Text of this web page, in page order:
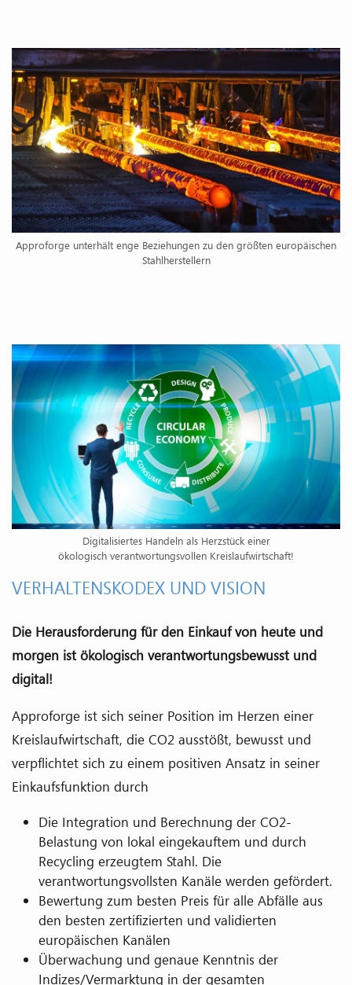
Approforge unterhält enge Beziehungen zu den größten europäischen
Stahlherstellern
Digitalisiertes Handeln als Herzstück einer
ökologisch verantwortungsvollen Kreislaufwirtschaft!
VERHALTENSKODEX UND VISION
Die Herausforderung für den Einkauf von heute und
morgen ist ökologisch verantwortungsbewusst und
digital!
Approforge ist sich seiner Position im Herzen einer
Kreislaufwirtschaft, die CO2 ausstößt, bewusst und
verpflichtet sich zu einem positiven Ansatz in seiner
Einkaufsfunktion durch
Die Integration und Berechnung der CO2-
Belastung von lokal eingekauftem und durch
Recycling erzeugtem Stahl. Die
verantwortungsvollsten Kanäle werden gefördert.
Bewertung zum besten Preis für alle Abfälle aus
den besten zertifizierten und validierten
europäischen Kanälen
Überwachung und genaue Kenntnis der
Indizes/Vermarktung in der gesamten